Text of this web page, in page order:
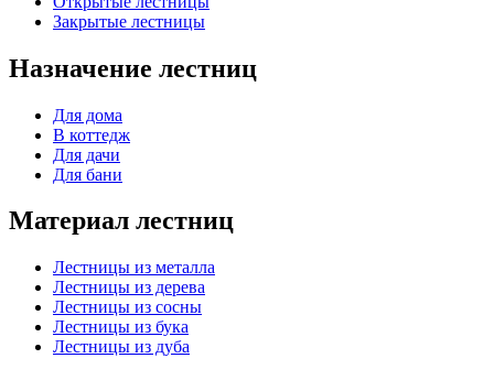
Закрытые лестницы
Назначение лестниц
Для дома
В коттедж
Для дачи
Для бани
Материал лестниц
Лестницы из металла
Лестницы из дерева
Лестницы из сосны
Лестницы из бука
Лестницы из дуба